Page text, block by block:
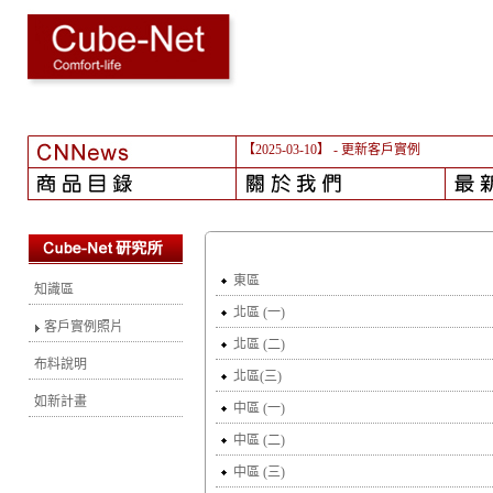
【2025-03-10】 - 更新客戶實例
知識區
客戶實例照片
布料說明
如新計畫
東區
北區 (一)
北區 (二)
北區(三)
中區 (一)
中區 (二)
中區 (三)